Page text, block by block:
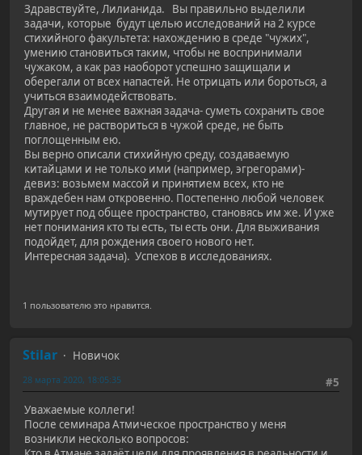
Здравствуйте, Лилианида. Вы правильно выделили
задачи, которые будут целью исследований на 2 курсе
стихийного факультета: нахождению в среде "чужих",
умению становиться таким, чтобы не воспринимали
чужаком, а как раз наоборот успешно защищали и
оберегали от всех напастей. Не отрицать или бороться, а
учиться взаимодействовать.
Другая и не менее важная задача- суметь сохранить свое
главное, не раствориться в чужой среде, не быть
поглощенным ею.
Вы верно описали стихийную среду, создаваемую
китайцами и не только ими (например, эгрегорами)-
девиз: возьмем массой и принятием всех, кто не
враждебен нам откровенно. Постепенно любой человек
мутирует под общее пространство, становясь им же. И уже
нет понимания кто ты есть, ты есть они. Для выживания
подойдет, для рождения своего нового нет.
Интересная задача). Успехов в исследованиях.
1 пользователю это нравится.
Stilar
Новичок
#5
28 марта 2020, 18:05:35
Уважаемые коллеги!
После семинара Атмическое пространство у меня
возникли несколько вопросов: